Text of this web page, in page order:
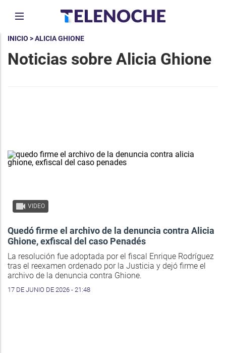
INICIO > ALICIA GHIONE
Noticias sobre Alicia Ghione
VIDEO
Quedó firme el archivo de la denuncia contra Alicia
Ghione, exfiscal del caso Penadés
La resolución fue adoptada por el fiscal Enrique Rodríguez
tras el reexamen ordenado por la Justicia y dejó firme el
archivo de la denuncia contra Ghione.
17 DE JUNIO DE 2026 - 21:48